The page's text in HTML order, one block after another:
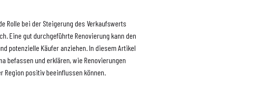
Rolle bei der Steigerung des Verkaufswerts
Eine gut durchgeführte Renovierung kann den
potenzielle Käufer anziehen. In diesem Artikel
befassen und erklären, wie Renovierungen
Region positiv beeinflussen können.